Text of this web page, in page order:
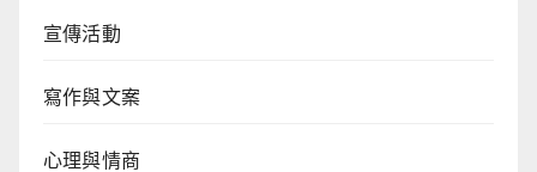
宣傳活動
寫作與文案
心理與情商